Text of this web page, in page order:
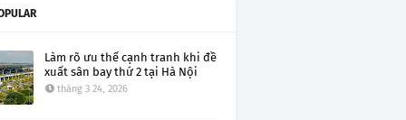
Làm rõ ưu thế cạnh tranh khi đề
xuất sân bay thứ 2 tại Hà Nội
tháng 3 24, 2026